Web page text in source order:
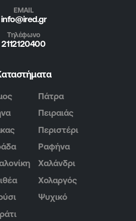
EMAIL
info@ired.gr
Τηλέφωνο
2112120400
Πάτρα
Πειραιάς
Περιστέρι
Ραφήνα
Χαλάνδρι
Χολαργός
Ψυχικό